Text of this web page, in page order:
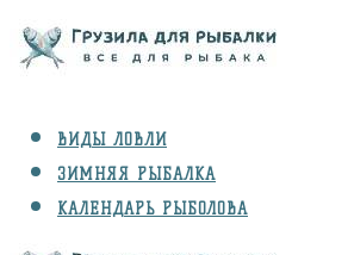
ВИДЫ ЛОВЛИ
ЗИМНЯЯ РЫБАЛКА
КАЛЕНДАРЬ РЫБОЛОВА